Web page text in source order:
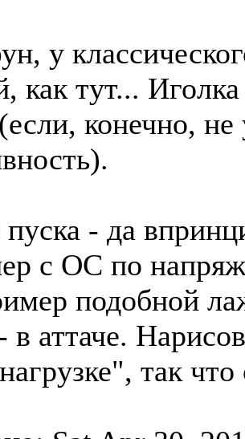
у
как тут...
конечно,
- да
с ОС по
подобной
в аттаче.
так